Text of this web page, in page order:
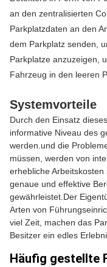
an den zentralisierten
Parkplatzdaten an den
dem Parkplatz senden,
Parkplatze anzuzeigen,
Fahrzeug in den leeren
Systemvorteile
Durch den Einsatz
informative Niveau des
werden.und die
müssen, werden von
erhebliche
genaue und effektive
gewährleistet.Der
Arten von
viel Zeit, machen das
Besitzer ein edles
Häufig gestellte